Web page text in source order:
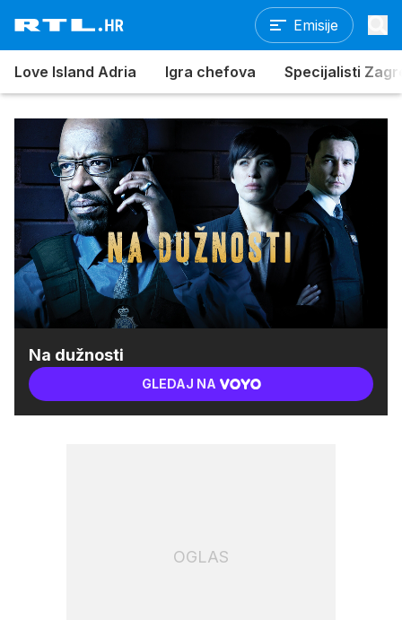
Emisije
Love Island Adria Igra chefova Specijalisti
Na dužnosti
GLEDAJ NA
OGLAS